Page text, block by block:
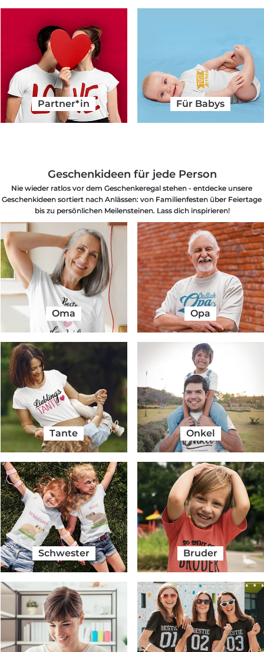
Für Babys
Partner*in
Geschenkideen für jede Person
Nie wieder ratlos vor dem Geschenkeregal stehen - entdecke unsere
Geschenkideen sortiert nach Anlässen: von Familienfesten über Feiertage
bis zu persönlichen Meilensteinen. Lass dich inspirieren!
Oma Opa
Tante Onkel
Schwester Bruder